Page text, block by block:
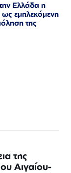
Ελλάδα η
εμπλεκόμενη
της
της
Αιγαίου-